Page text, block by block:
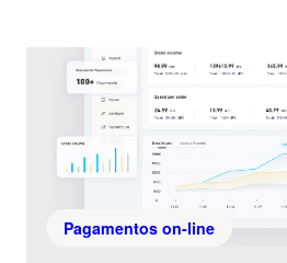
Pagamentos on-line